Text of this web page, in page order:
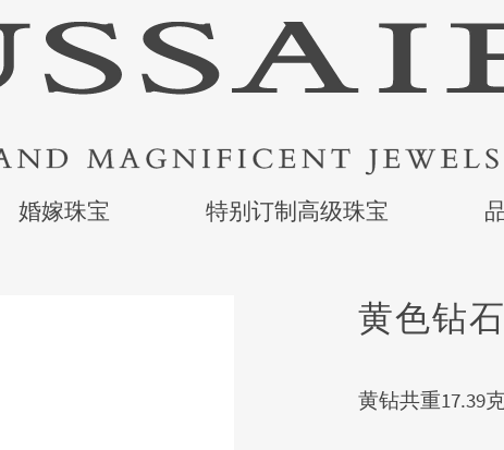
婚嫁珠宝 特别订制高级珠宝
黄色钻
黄钻共重17.39